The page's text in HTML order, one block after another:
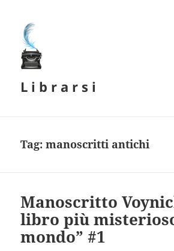
L i b r a r s i
Tag:manoscritti antichi
Manoscritto
libro più
mondo” #1